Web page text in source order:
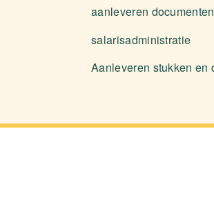
aanleveren documenten
salarisadministratie